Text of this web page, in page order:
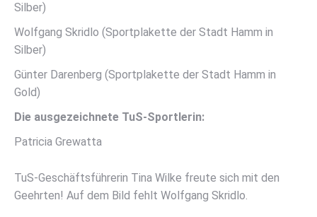
Silber)
Wolfgang Skridlo (Sportplakette der Stadt Hamm in
Silber)
Günter Darenberg (Sportplakette der Stadt Hamm in
Gold)
Die ausgezeichnete TuS-Sportlerin:
Patricia Grewatta
TuS-Geschäftsführerin Tina Wilke freute sich mit den
Geehrten! Auf dem Bild fehlt Wolfgang Skridlo.